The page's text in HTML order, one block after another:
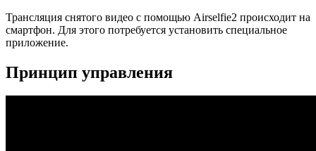
Трансляция снятого видео с помощью Airselfie2 происходит на
смартфон. Для этого потребуется установить специальное
приложение.
Принцип управления